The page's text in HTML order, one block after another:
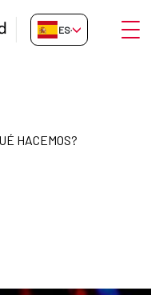
ES-ES Abrir
HACEMOS?